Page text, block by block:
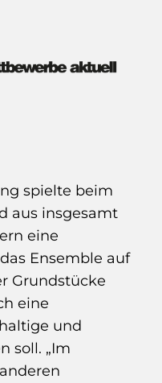
spielte beim
aus insgesamt
eine
Ensemble auf
Grundstücke
eine
und
soll. „Im